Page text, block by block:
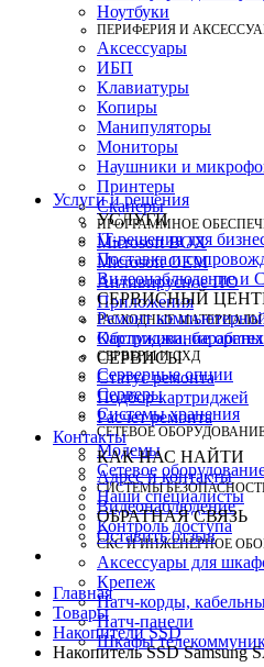
Ноутбуки
ПЕРИФЕРИЯ И
Аксессуары
ИБП
Клавиатуры
Копиры
Манипуляторы
Мониторы
Наушники и
Принтеры
Сканеры
ПРОГРАММНОЕ
Microsoft BOX
Microsoft OEM
Антивирусное ПО
Приложения
РАСХОДНЫЕ МАТЕРИАЛЫ
Картриджи,
СЕРВЕРЫ И СХД
Серверные опции
Серверы
Системы хранения
СЕТЕВОЕ
Модемы
Сетевое
СИСТЕМЫ
Видеонаблюдение
Контроль доступа
СКС И ИНЖЕНЕРНОЕ
Аксессуары для
Крепеж
Патч-корды,
Патч-панели
Шкафы
Услуги и решения
УСЛУГИ
IT-решения для
Поставка и
Видеонаблюдение и
СЕРВИСНЫЙ
Ремонт
Обслуживание
СЕРВИСЫ
Статус ремонта
Подбор картриджей
Расчет ремонта
Контакты
КАК НАС НАЙТИ
Адрес и контакты
Наши специалисты
ОБРАТНАЯ СВЯЗЬ
Оставить отзыв
Главная
Товары
Накопители SSD
Накопитель SSD Samsung